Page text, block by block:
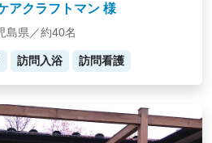
アクラフトマン 様
島県／約40名
訪問入浴 訪問看護